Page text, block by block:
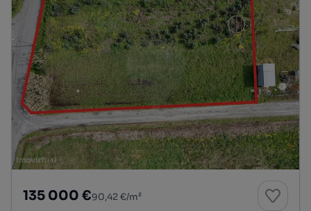
135 000 €90,42 €/m²